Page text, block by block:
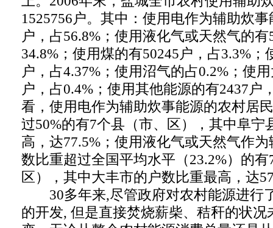
1525756户。其中：使用电作为辅助炊
户，占56.8%；使用液化气或天然气的有
34.8%；使用煤的有50245户，占3.3%；
户，占4.37%；使用沼气的占0.2%；使
户，占0.4%；使用其他能源的有2437户
看，使用电作为辅助炊事能源的农村居
过50%的有7个县（市、区），其中阜宁
高，达77.5%；使用液化气或天然气作
数比重超过全国平均水平（23.2%）的
区），其中大丰市的户数比重最高，达
30多年来,尽管政府对农村能源进行
的开发, 但是直接焚烧薪柴、秸秆的状况